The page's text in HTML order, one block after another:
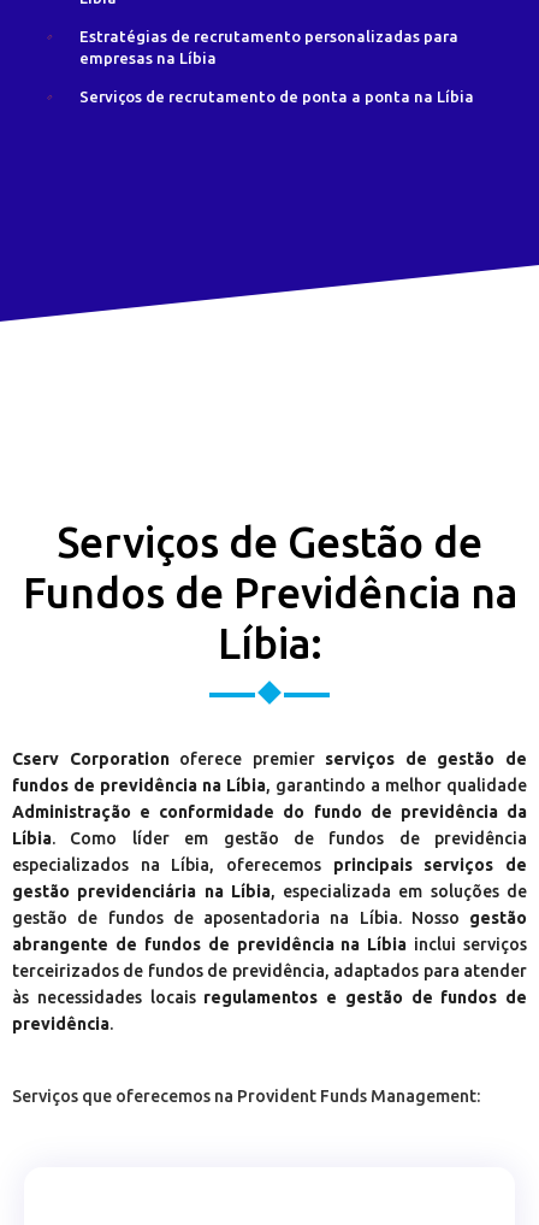
Estratégias de recrutamento personalizadas para
empresas na Líbia
Serviços de recrutamento de ponta a ponta na Líbia
Serviços de Gestão de
Fundos de Previdência na
Líbia:
Cserv Corporationoferece premier serviços de gestão de
fundos de previdência na Líbia, garantindo a melhor qualidade
Administração e conformidade do fundo de previdência da
Líbia. Como líder em gestão de fundos de previdência
especializados na Líbia, oferecemos principais serviços de
gestão previdenciária na Líbia, especializada em soluções de
gestão de fundos de aposentadoria na Líbia. Nosso gestão
abrangente de fundos de previdência na Líbia inclui serviços
terceirizados de fundos de previdência, adaptados para atender
às necessidades locais regulamentos e gestão de fundos de
previdência.
Serviços que oferecemos na Provident Funds Management: